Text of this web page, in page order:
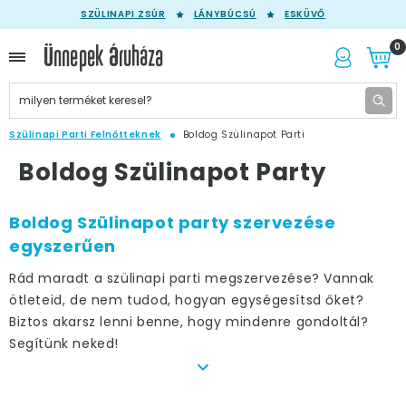
SZÜLINAPI ZSÚR LÁNYBÚCSÚ ESKÜVŐ
0
Szülinapi Parti Felnőtteknek Boldog Szülinapot Parti
Boldog Szülinapot Party
Boldog Szülinapot party szervezése
egyszerűen
Rád maradt a szülinapi parti megszervezése? Vannak
ötleteid, de nem tudod, hogyan egységesítsd őket?
Biztos akarsz lenni benne, hogy mindenre gondoltál?
Segítünk neked!
A gyerekek számára nincs is nagyobb ünnep a saját